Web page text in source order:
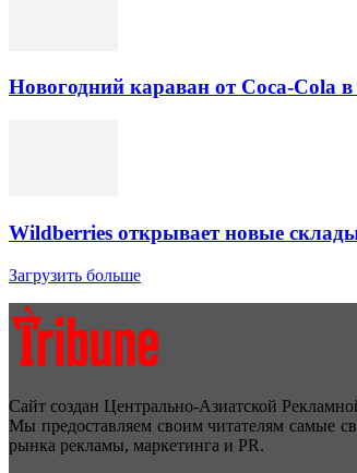
Новогодний караван от Coca-Cola
Wildberries открывает новые
Загрузить больше
Сайт создан Центрально-Азиатской
Мы предоставляем своим читателям самые
рынка рекламы, маркетинга и PR.